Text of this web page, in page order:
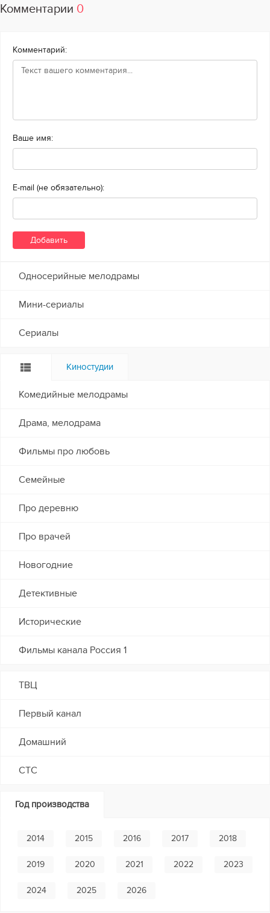
Комментарии 0
Комментарий:
Ваше имя:
E-mail (не обязательно):
Односерийные мелодрамы
Мини-сериалы
Сериалы
Киностудии
Комедийные мелодрамы
Драма, мелодрама
Фильмы про любовь
Семейные
Про деревню
Про врачей
Новогодние
Детективные
Исторические
Фильмы канала Россия 1
ТВЦ
Первый канал
Домашний
СТС
Год производства
2014 2015 2016 2017 2018
2019 2020 2021 2022 2023
2024 2025 2026